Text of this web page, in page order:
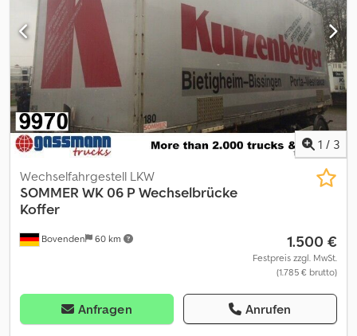
Heben+Senken, ABS (Antiblockiersystem), Portaltüren,
Verzurrösen, Staukasten Aufbau: Kleiderkoffer, Schlüssellowände,
Kleiderstangen vorhanden ! Lichtdach Der Auflieger befindet
sich aktuell in der Vermietung kann aber jederzeit besichtigt
werden! ZUBEHÖRANGABEN OHNE GEWÄHR, Änderungen,
Zwischenverkauf und Irrtümer vorbehalten! Dcsdjvhgxqjpfx Aipjk
- .
1 / 3
Bovenden 60 km
Wechselfahrgestell LKW
SOMMER WK 06 P Wechselbrücke
Koffer
1.500 €
Festpreis zzgl. MwSt.
(1.785 € brutto)
Anfragen Anrufen